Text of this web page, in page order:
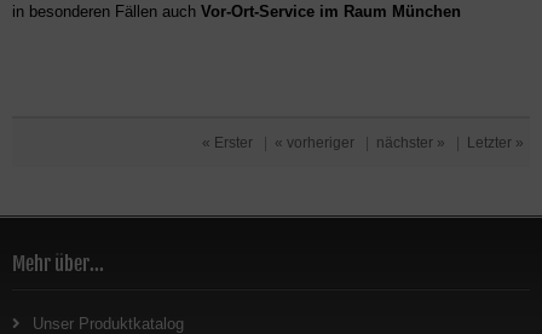
in besonderen Fällen auch Vor-Ort-Service im Raum München
« Erster | « vorheriger | nächster » | Letzter »
Mehr über...
Unser Produktkatalog